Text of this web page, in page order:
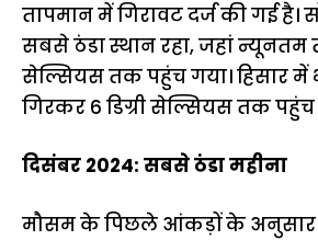
तापमान में गिरावट दर्ज की गई है।
सबसे ठंडा स्थान रहा, जहां न्यूनतम
सेल्सियस तक पहुंच गया। हिसार में
गिरकर 6 डिग्री सेल्सियस तक पहुंच
दिसंबर 2024: सबसे ठंडा महीना
मौसम के पिछले आंकड़ों के अनुसार